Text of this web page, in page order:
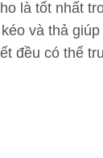
là tốt nhất
và thả
đều có thể